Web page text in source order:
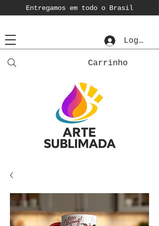
Entregamos em todo o Brasil
Login
Carrinho